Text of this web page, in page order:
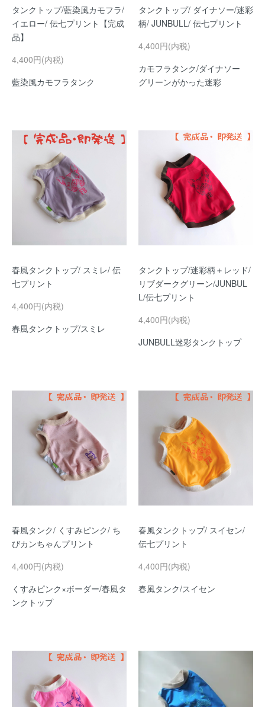
タンクトップ/藍染風カモフラ/
イエロー/ 伝七プリント【完成
品】
4,400円(内税)
藍染風カモフラタンク
タンクトップ/ ダイナソー/迷彩
柄/ JUNBULL/ 伝七プリント
4,400円(内税)
カモフラタンク/ダイナソー
グリーンがかった迷彩
春風タンクトップ/ スミレ/ 伝
七プリント
4,400円(内税)
春風タンクトップ/スミレ
タンクトップ/迷彩柄＋レッド/
リブダークグリーン/JUNBUL
L/伝七プリント
4,400円(内税)
JUNBULL迷彩タンクトップ
春風タンク/ くすみピンク/ ち
びカンちゃんプリント
4,400円(内税)
くすみピンク×ボーダー/春風タ
ンクトップ
春風タンクトップ/ スイセン/
伝七プリント
4,400円(内税)
春風タンク/スイセン